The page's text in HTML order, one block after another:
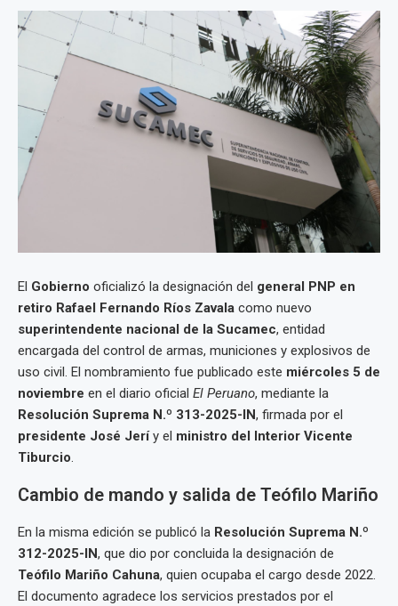
El Gobierno oficializó la designación del general PNP en
retiro Rafael Fernando Ríos Zavala como nuevo
superintendente nacional de la Sucamec, entidad
encargada del control de armas, municiones y explosivos de
uso civil. El nombramiento fue publicado este miércoles 5 de
noviembre en el diario oficial El Peruano, mediante la
Resolución Suprema N.º 313-2025-IN, firmada por el
presidente José Jeríy el ministro del Interior Vicente
Tiburcio.
Cambio de mando y salida de Teófilo Mariño
En la misma edición se publicó la Resolución Suprema N.º
312-2025-IN, que dio por concluida la designación de
Teófilo Mariño Cahuna, quien ocupaba el cargo desde 2022.
El documento agradece los servicios prestados por el